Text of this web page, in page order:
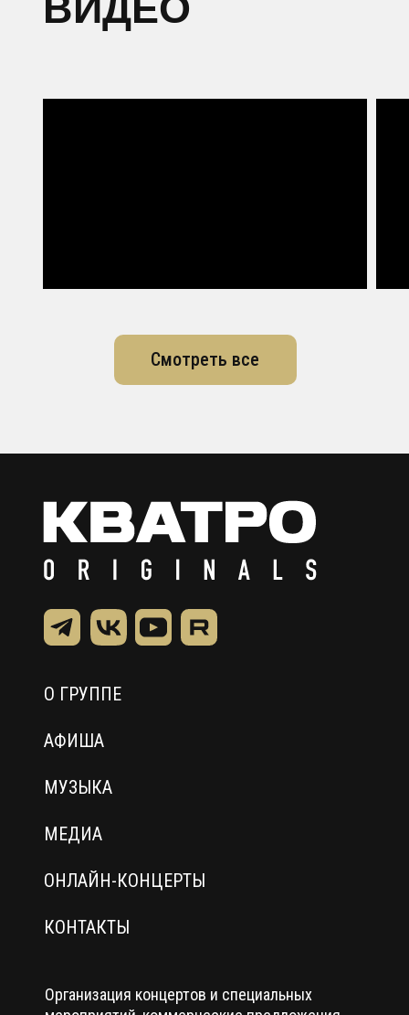
Смотреть все
Организация концертов и специальных
О ГРУППЕ
АФИША
МУЗЫКА
МЕДИА
ОНЛАЙН-КОНЦЕРТЫ
КОНТАКТЫ